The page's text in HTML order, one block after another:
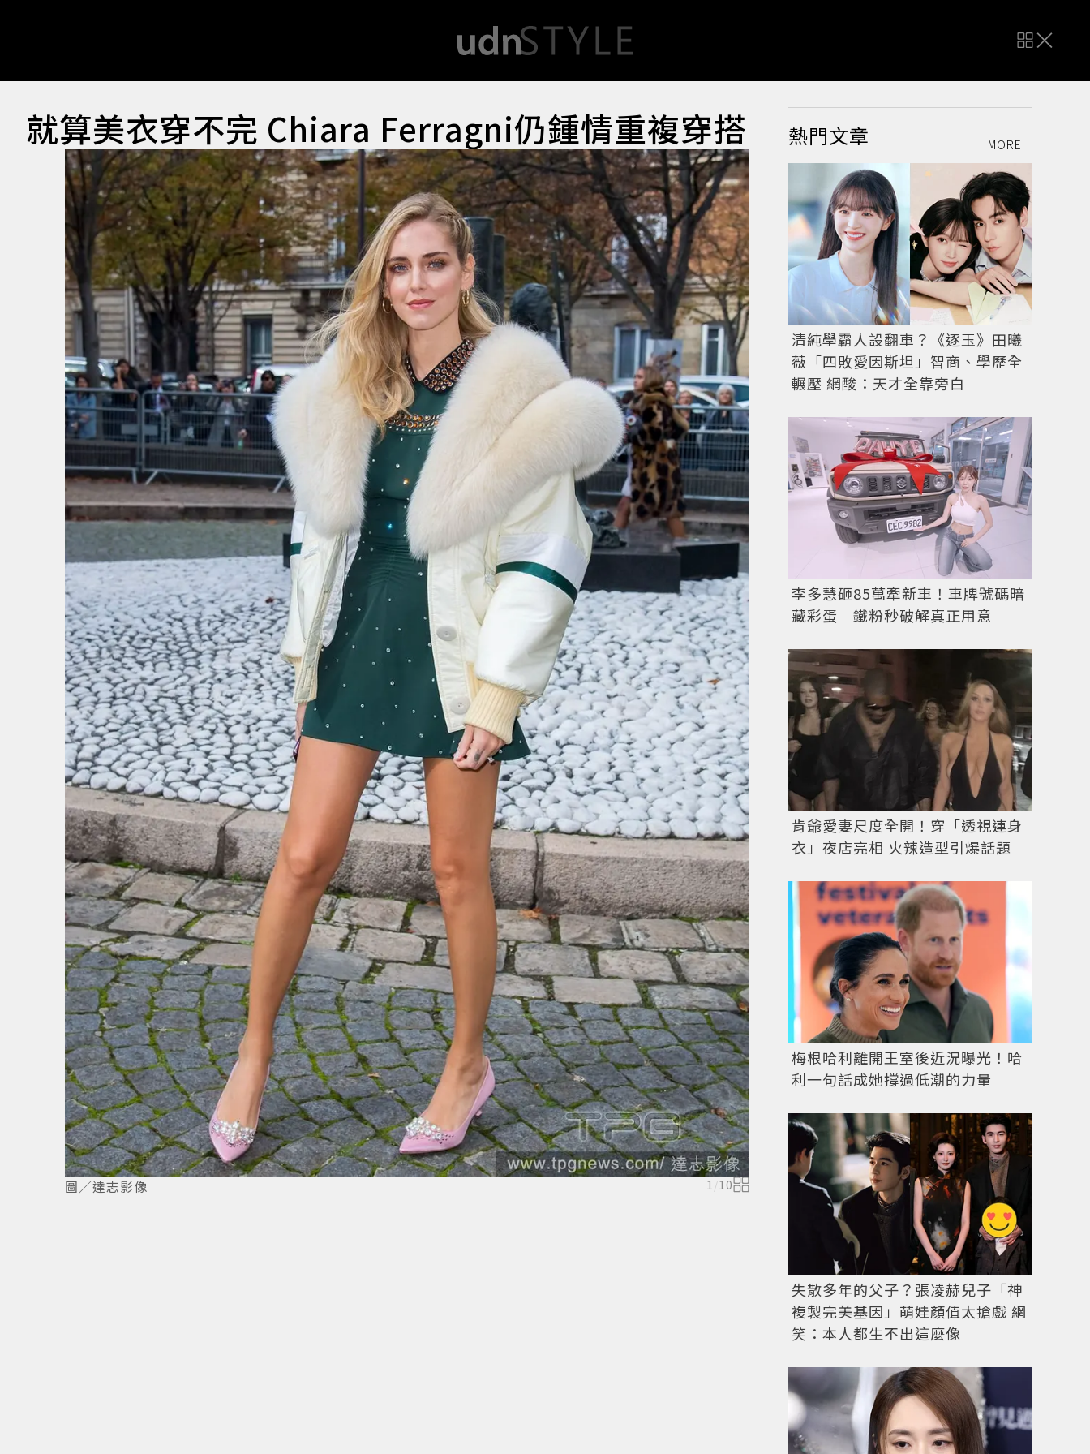
就算美衣穿不完 Chiara Ferragni仍鍾情重複穿搭
圖／達志影像 1/10
圖／擷自 instagram
熱門文章 MORE
清純學霸人設翻車？《逐玉》田曦
薇「四敗愛因斯坦」智商、學歷全
輾壓 網酸：天才全靠旁白
李多慧砸85萬牽新車！車牌號碼暗
藏彩蛋 鐵粉秒破解真正用意
肯爺愛妻尺度全開！穿「透視連身
衣」夜店亮相 火辣造型引爆話題
梅根哈利離開王室後近況曝光！哈
利一句話成她撐過低潮的力量
失散多年的父子？張凌赫兒子「神
複製完美基因」萌娃顏值太搶戲 網
笑：本人都生不出這麼像